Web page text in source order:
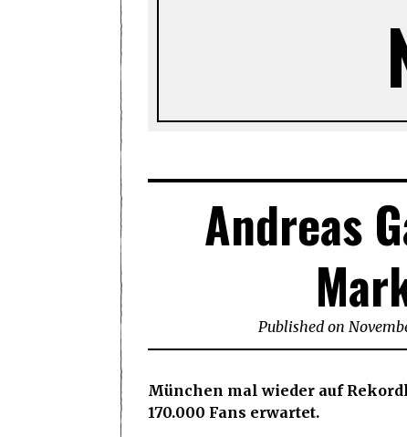
Andreas
Published on
München mal wieder auf
170.000 Fans erwartet.